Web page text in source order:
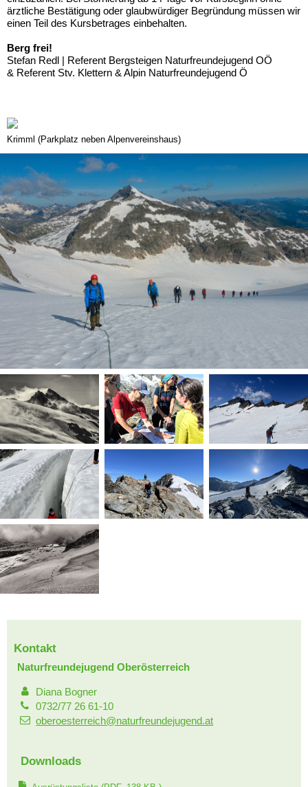
ärztliche Bestätigung oder glaubwürdiger Begründung müssen wir
einen Teil des Kursbetrages einbehalten.
Berg frei!
Stefan Redl | Referent Bergsteigen Naturfreundejugend OÖ
& Referent Stv. Klettern & Alpin Naturfreundejugend Ö
Krimml (Parkplatz neben Alpenvereinshaus)
Kontakt
Naturfreundejugend Oberösterreich
Diana Bogner
0732/77 26 61-10
oberoesterreich@naturfreundejugend.at
Downloads